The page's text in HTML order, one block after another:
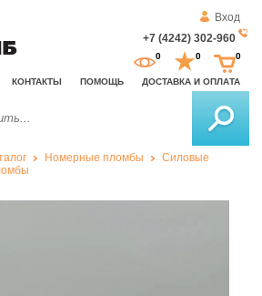
Вход
+7 (4242) 302-960
КОНТАКТЫ ПОМОЩЬ ДОСТАВКА И ОПЛАТА
0 0 0
Номерные пломбы
Силовые